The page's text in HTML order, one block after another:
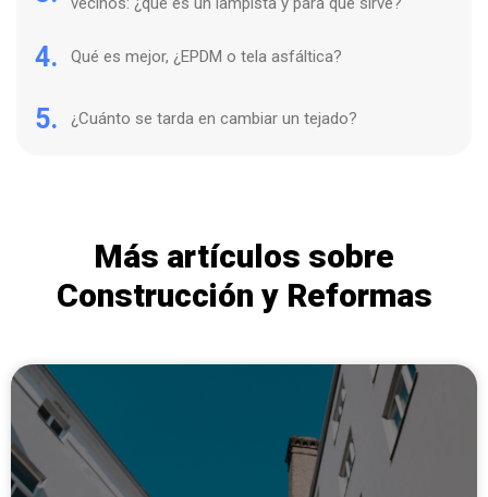
4. Qué es mejor, ¿EPDM o tela asfáltica?
5. ¿Cuánto se tarda en cambiar un tejado?
Más artículos sobre
Construcción y Reformas